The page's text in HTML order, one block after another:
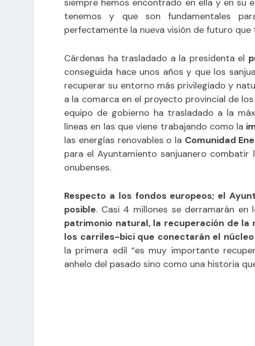
siempre hemos encontrado en ella y en su
tenemos y que son fundamentales
perfectamente la nueva visión de futuro que
Cárdenas ha trasladado a la presidenta el
conseguida hace unos años y que los
recuperar su entorno más privilegiado y
a la comarca en el proyecto provincial de los
equipo de gobierno ha trasladado a la
líneas en las que viene trabajando como la
las energías renovables o la Comunidad
para el Ayuntamiento sanjuanero
onubenses.
Respecto a los fondos europeos; el
posible. Casi 4 millones se derramarán
patrimonio natural, la recuperación de
los carriles-bici que conectarán el
la primera edil “es muy importante
anhelo del pasado sino como una historia